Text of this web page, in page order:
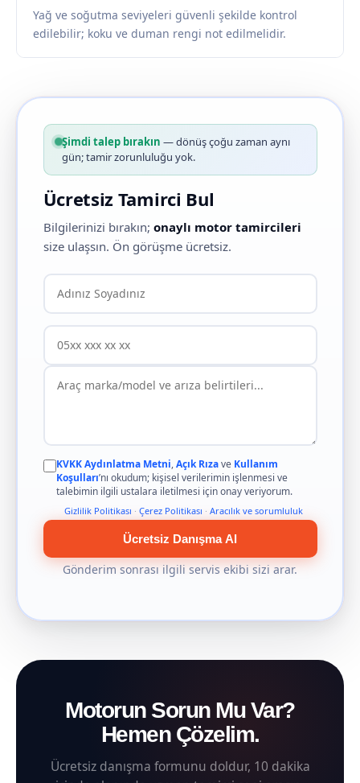
Yağ ve soğutma seviyeleri güvenli şekilde kontrol
edilebilir; koku ve duman rengi not edilmelidir.
Şimdi talep bırakın — dönüş çoğu zaman aynı
gün; tamir zorunluluğu yok.
Ücretsiz Tamirci Bul
Bilgilerinizi bırakın; onaylı motor tamircileri
size ulaşsın. Ön görüşme ücretsiz.
KVKK Aydınlatma Metni,Açık Rızave Kullanım
Koşulları’nı okudum; kişisel verilerimin işlenmesi ve
talebimin ilgili ustalara iletilmesi için onay veriyorum.
Gizlilik Politikası · Çerez Politikası · Aracılık ve sorumluluk
Ücretsiz Danışma Al
Gönderim sonrası ilgili servis ekibi sizi arar.
Motorun Sorun Mu Var?
Hemen Çözelim.
Ücretsiz danışma formunu doldur, 10 dakika